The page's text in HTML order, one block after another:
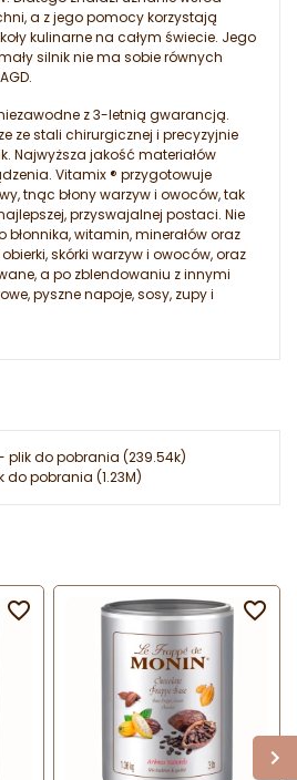
a z jego pomocy korzystają
kulinarne na całym świecie. Jego
silnik nie ma sobie równych
z 3-letnią gwarancją.
ze stali chirurgicznej i precyzyjnie
Najwyższa jakość materiałów
Vitamix ® przygotowuje
tnąc błony warzyw i owoców, tak
przyswajalnej postaci. Nie
witamin, minerałów oraz
skórki warzyw i owoców, oraz
a po zblendowaniu z innymi
pyszne napoje, sosy, zupy i
plik do pobrania (239.54k)
do pobrania (1.23M)
 